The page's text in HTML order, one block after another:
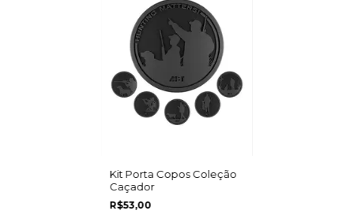
Kit Porta Copos Coleção
Caçador
R$53,00